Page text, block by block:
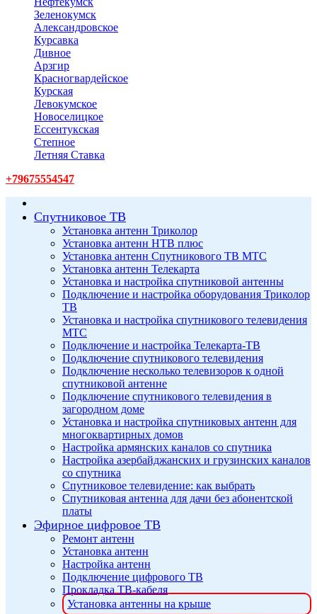
Зеленокумск
Александровское
Курсавка
Дивное
Арзгир
Красногвардейское
Курская
Левокумское
Новоселицкое
Ессентукская
Степное
Летняя Ставка
+79675554547
Спутниковое ТВ
Установка антенн Триколор
Установка антенн НТВ плюс
Установка антенн Спутникового ТВ МТС
Установка антенн Телекарта
Установка и настройка спутниковой антенны
Подключение и настройка оборудования Триколор
ТВ
Установка и настройка спутникового телевидения
МТС
Подключение и настройка Телекарта-ТВ
Подключение спутникового телевидения
Подключение несколько телевизоров к одной
спутниковой антенне
Подключение спутникового телевидения в
загородном доме
Установка и настройка спутниковых антенн для
многоквартирных домов
Настройка армянских каналов со спутника
Настройка азербайджанских и грузинских каналов
со спутника
Спутниковое телевидение: как выбрать
Спутниковая антенна для дачи без абонентской
платы
Эфирное цифровое ТВ
Ремонт антенн
Установка антенн
Настройка антенн
Подключение цифрового ТВ
Прокладка ТВ-кабеля
Установка антенны на крыше